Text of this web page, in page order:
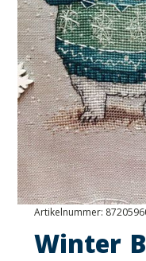
Artikelnummer:
Winter